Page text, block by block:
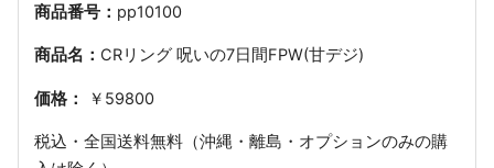
商品番号： pp10100
商品名： CRリング 呪いの7日間FPW(甘デジ)
価格： ￥59800
税込・全国送料無料（沖縄・離島・オプションのみの購